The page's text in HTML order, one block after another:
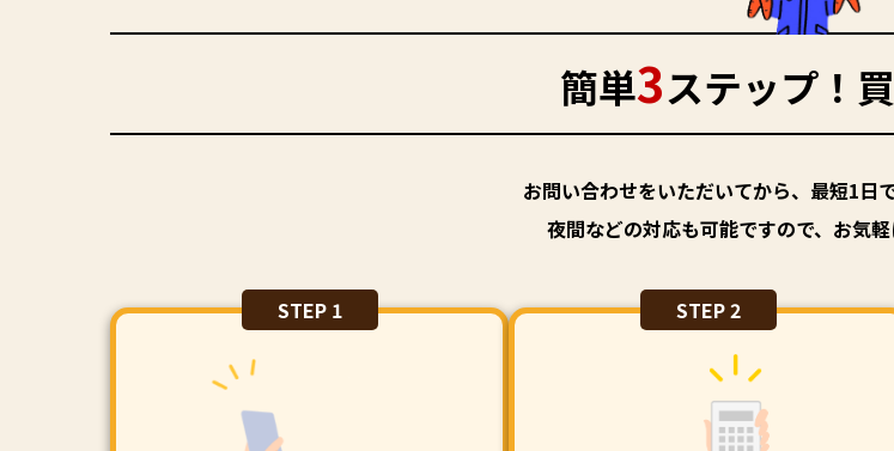
簡単3ステップ！
お問い合わせをいただいてから、最短1日
夜間などの対応も可能ですので、お気軽
STEP 1 STEP 2